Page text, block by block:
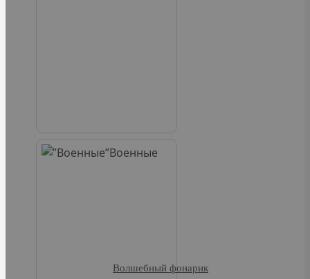
Военные
Волшебный фонарик